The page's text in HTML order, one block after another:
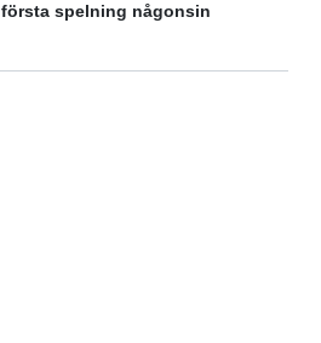
första spelning någonsin